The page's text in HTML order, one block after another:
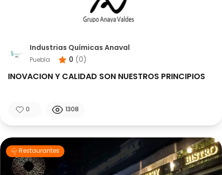
Industrias Químicas Anaval
Puebla 0 (0 )
INOVACION Y CALIDAD SON NUESTROS PRINCIPIOS
0 1308
Restaurantes